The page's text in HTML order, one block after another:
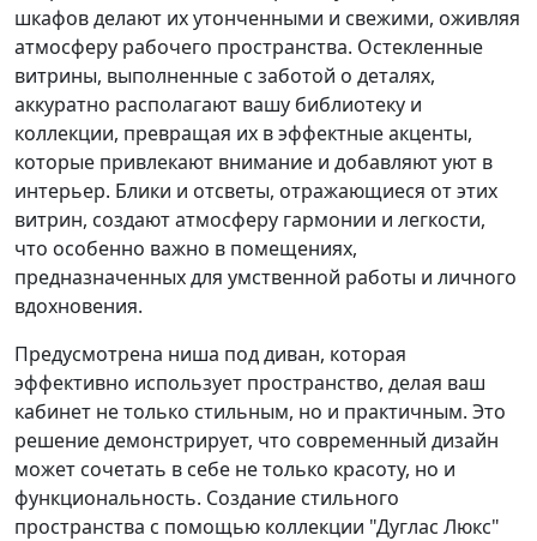
шкафов делают их утонченными и свежими, оживляя
атмосферу рабочего пространства. Остекленные
витрины, выполненные с заботой о деталях,
аккуратно располагают вашу библиотеку и
коллекции, превращая их в эффектные акценты,
которые привлекают внимание и добавляют уют в
интерьер. Блики и отсветы, отражающиеся от этих
витрин, создают атмосферу гармонии и легкости,
что особенно важно в помещениях,
предназначенных для умственной работы и личного
вдохновения.
Предусмотрена ниша под диван, которая
эффективно использует пространство, делая ваш
кабинет не только стильным, но и практичным. Это
решение демонстрирует, что современный дизайн
может сочетать в себе не только красоту, но и
функциональность. Создание стильного
пространства с помощью коллекции "Дуглас Люкс"